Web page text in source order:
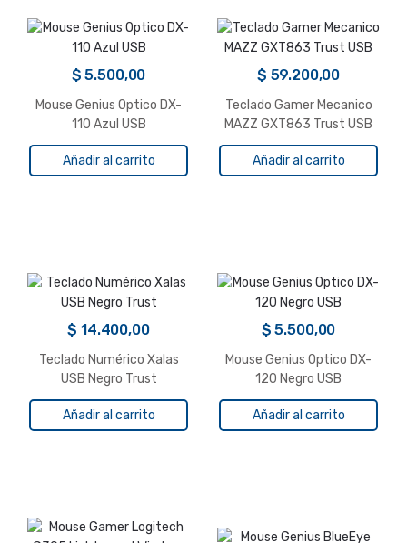
$ 5.500,00
Mouse Genius Optico DX-
110 Azul USB
Añadir al carrito
$ 59.200,00
Teclado Gamer Mecanico
MAZZ GXT863 Trust USB
Añadir al carrito
$ 14.400,00
Teclado Numérico Xalas
USB Negro Trust
Añadir al carrito
$ 5.500,00
Mouse Genius Optico DX-
120 Negro USB
Añadir al carrito